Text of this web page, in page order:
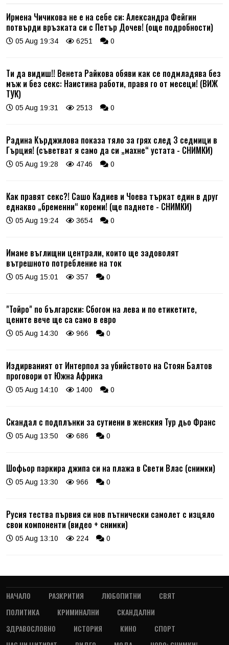
Ирмена Чичикова не е на себе си: Александра Фейгин
потвърди връзката си с Петър Дочев! (още подробности)
05 Aug 19:34 6251 0
Ти да видиш!! Венета Райкова обяви как се подмладява без
мъж и без секс: Наистина работи, правя го от месеци! (ВИЖ
ТУК)
05 Aug 19:31 2513 0
Радина Кърджилова показа тяло за грях след 3 седмици в
Гърция! (съветват я само да си „махне“ устата - СНИМКИ)
05 Aug 19:28 4746 0
Как правят секс?! Сашо Кадиев и Чоева търкат един в друг
еднакво „бременни“ кореми! (ще паднете - СНИМКИ)
05 Aug 19:24 3654 0
Имаме въглищни централи, които ще задоволят
вътрешното потребление на ток
05 Aug 15:01 357 0
"Тойро" по български: Сбогом на лева и по етикетите,
цените вече ще са само в евро
05 Aug 14:30 966 0
Издирваният от Интерпол за убийството на Стоян Балтов
проговори от Южна Африка
05 Aug 14:10 1400 0
Скандал с подплънки за сутиени в женския Тур дьо Франс
05 Aug 13:50 686 0
Шофьор паркира джипа си на плажа в Свети Влас (снимки)
05 Aug 13:30 966 0
Русия тества първия си нов пътнически самолет с изцяло
свои компоненти (видео + снимки)
05 Aug 13:10 224 0
НАЧАЛО РАЗКРИТИЯ ЛЮБОПИТНИ
СВЯТ
ПОЛИТИКА
КРИМИНАЛНИ
СКАНДАЛНИ
ЗДРАВОСЛОВНО
ИСТОРИЯ КИНО
СПОРТ